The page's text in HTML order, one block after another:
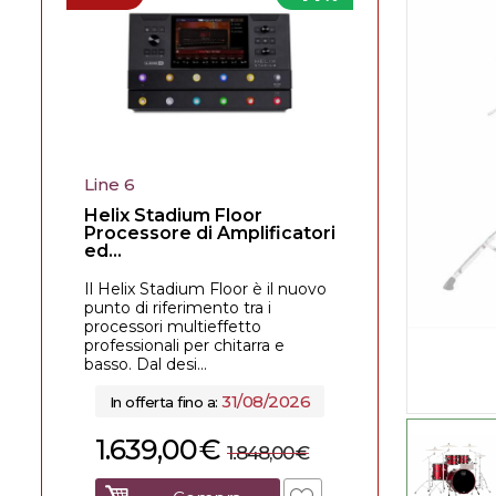
Line 6
Helix Stadium Floor
Processore di Amplificatori
ed...
Il Helix Stadium Floor è il nuovo
punto di riferimento tra i
processori multieffetto
professionali per chitarra e
basso. Dal desi...
In offerta fino a:31/08/2026
€
1.639,00 €
1.848,00